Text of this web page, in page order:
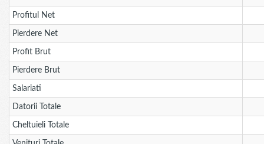
Profitul Net
Pierdere Net
Profit Brut
Pierdere Brut
Salariati
Datorii Totale
Cheltuieli Totale